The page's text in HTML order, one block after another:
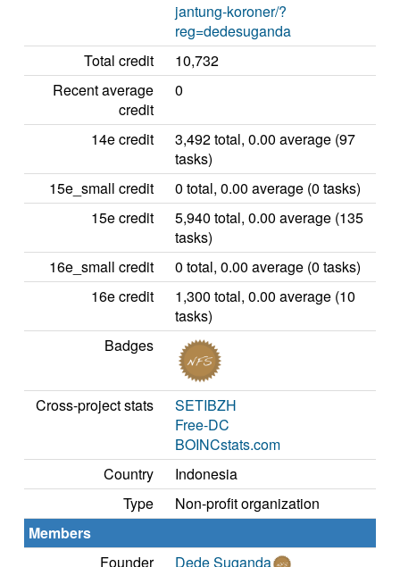
jantung-koroner/?
reg=dedesuganda
Total credit
10,732
Recent average
credit
0
14e credit
3,492 total, 0.00 average (97
tasks)
15e_small credit
0 total, 0.00 average (0 tasks)
15e credit
5,940 total, 0.00 average (135
tasks)
16e_small credit
0 total, 0.00 average (0 tasks)
16e credit
1,300 total, 0.00 average (10
tasks)
Badges
Cross-project stats
SETIBZH
Free-DC
BOINCstats.com
Country
Indonesia
Type
Non-profit organization
Members
Founder
Dede Suganda